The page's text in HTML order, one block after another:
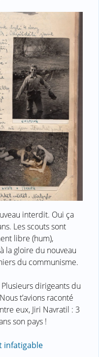
interdit. Oui ça
Les scouts sont
libre (hum),
la gloire du nouveau
du communisme.
dirigeants du
t’avions raconté
eux, Jiri Navratil : 3
son pays !
infatigable